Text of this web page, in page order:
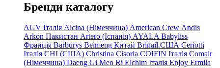
Бренди каталогу
AGV Італія Alcina (Німеччина) American Crew Andis
Arkon Пакистан Artero (Іспанія) AYALA Babyliss
Франція Barburys Beimeng Китай Brinail.США Ceriotti
Італія CHI (США) Christina Cisoria COIFIN Італія Comair
(Німеччина) Daeng Gi Meo Ri Elchim Італія Enjoy Ermila